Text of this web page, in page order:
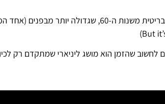
זו בעצם מכונת זמן, שמנגנון ההסוואה של התקלקל ונתקע בצורה של קופסת
שהזמן הוא מושג ליניארי שמתקדם רק